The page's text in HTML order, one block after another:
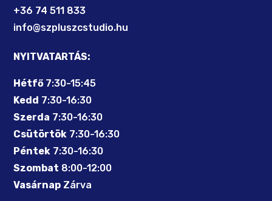
+36 74 511 833
info@szpluszcstudio.hu
NYITVATARTÁS:
Hétfő 7:30-15:45
Kedd 7:30-16:30
Szerda 7:30-16:30
Csütörtök 7:30-16:30
Péntek 7:30-16:30
Szombat 8:00-12:00
Vasárnap Zárva